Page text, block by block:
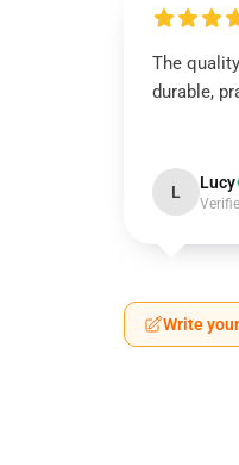
The
durable,
L Lucy
Write